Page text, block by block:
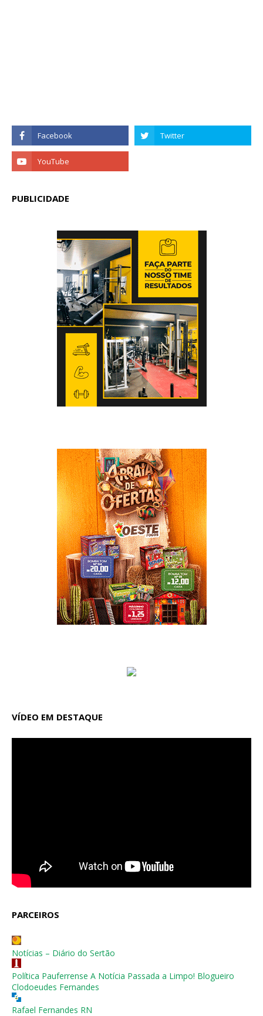
PUBLICIDADE
VÍDEO EM DESTAQUE
PARCEIROS
Notícias – Diário do Sertão
Política Pauferrense A Notícia Passada a Limpo! Blogueiro
Clodoeudes Fernandes
Rafael Fernandes RN